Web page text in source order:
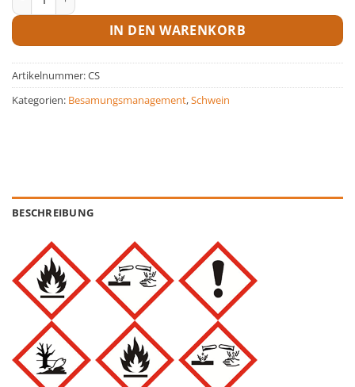
IN DEN WARENKORB
Artikelnummer:CS
Kategorien: Besamungsmanagement,Schwein
BESCHREIBUNG